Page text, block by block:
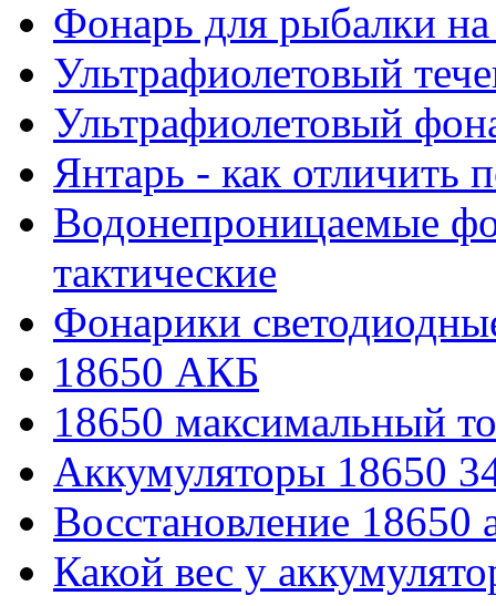
Фонарь для рыбалки на
Ультрафиолетовый
Ультрафиолетовый
Янтарь - как отличить
Водонепроницаемые
тактические
Фонарики
18650 АКБ
18650 максимальный
Аккумуляторы 18650
Восстановление 18650
Какой вес у